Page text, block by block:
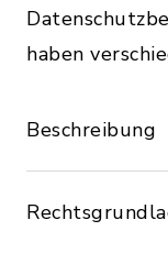
haben
Beschreibung